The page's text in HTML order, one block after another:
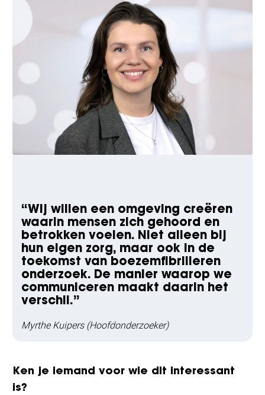
“Wij willen een omgeving creëren
waarin mensen zich gehoord en
betrokken voelen. Niet alleen bij
hun eigen zorg, maar ook in de
toekomst van boezemfibrilleren
onderzoek. De manier waarop we
communiceren maakt daarin het
verschil.”
Myrthe Kuipers (Hoofdonderzoeker)
Ken je iemand voor wie dit interessant
is?